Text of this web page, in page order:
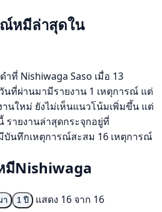
หมีล่าสุดใน
ที่ Nishiwaga Saso เมื่อ 13
นที่ผ่านมามีรายงาน 1 เหตุการณ์ แต่
นใหม่ ยังไม่เห็นแนวโน้มเพิ่มขึ้น แต่
รายงานล่าสุดกระจุกอยู่ที่
บันทึกเหตุการณ์สะสม 16 เหตุการณ์
มีNishiwaga
า 1 ปี
แสดง 16 จาก 16